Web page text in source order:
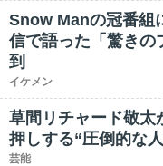
Snow Manの冠番組
信で語った「驚きの
到
イケメン
草間リチャード敬太
押しする“圧倒的な
芸能